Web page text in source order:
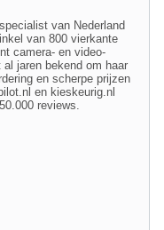
van Nederland
van 800 vierkante
camera- en video-
jaren bekend om haar
en scherpe prijzen
en kieskeurig.nl
reviews.